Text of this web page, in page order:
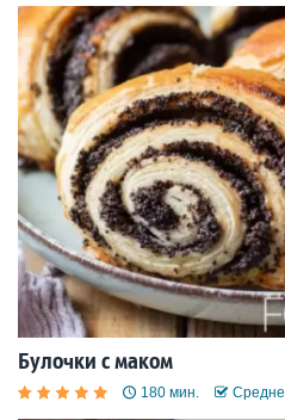
Булочки с маком
180 мин. Средне